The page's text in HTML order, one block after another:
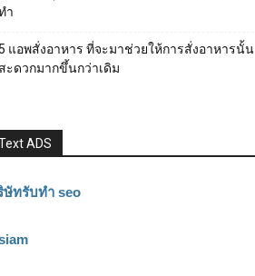
ำ
5 แอพสั่งอาหาร ที่จะมาช่วยให้การสั่งอาหารนั้น
สะดวกมากขึ้นกว่าเดิม
ADS
ษัทรับทำ seo